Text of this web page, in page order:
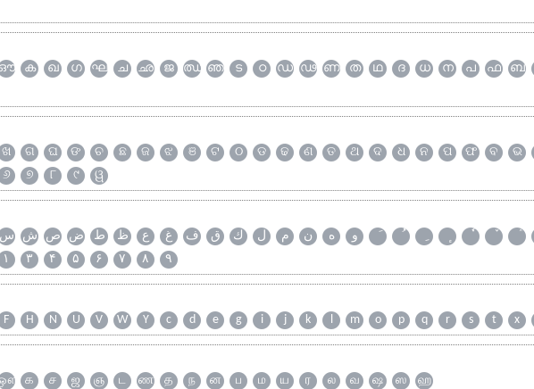
ക ഖ ഗ ഘ ച ഛ ജ ഝ ഞ ട ഠ ഡ ഢ ണ ത ഥ ദ ധ ന പ ഫ ബ
ଖ ଗ ଘ ଙ ଚ ଛ ଜ ଝ ଞ ଟ ଠ ଡ ଢ ଣ ତ ଥ ଦ ଧ ନ ପ ଫ ବ ଭ
୬ ୭ ୮ ୯ ୱ
ش ص ض ط ظ ع غ ف ق ك ل م ن ه و
۱ ۳ ۴ ۵ ۶ ۷ ۸ ۹
F H N U V W Y c d e g i j k l m o p q r s t x
க ச ஜ ஞ ட ண த ந ன ப ம ய ர ல வ ஷ ஸ ஹ